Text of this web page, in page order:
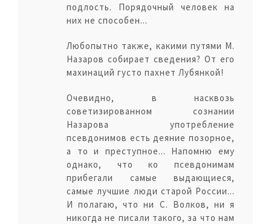
подлость. Порядочный человек на
них не способен...
Любопытно также, какими путями М.
Назаров собирает сведения? От его
махинаций густо пахнет Лубянкой!
Очевидно, в насквозь
советизированном сознании
Назарова употребление
псевдонимов есть деяние позорное,
а то и преступное... Напомню ему
однако, что ко псевдонимам
прибегали самые выдающиеся,
самые лучшие люди старой России...
И полагаю, что ни С. Волков, ни я
никогда не писали такого, за что нам